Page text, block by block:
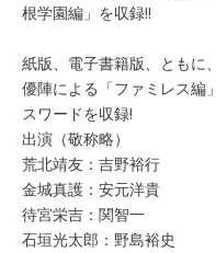
根学園編」を収録!!
紙版、電子書籍版、ともに
優陣による「ファミレス編
スワードを収録!
出演（敬称略）
荒北靖友：吉野裕行
金城真護：安元洋貴
待宮栄吉：関智一
石垣光太郎：野島裕史